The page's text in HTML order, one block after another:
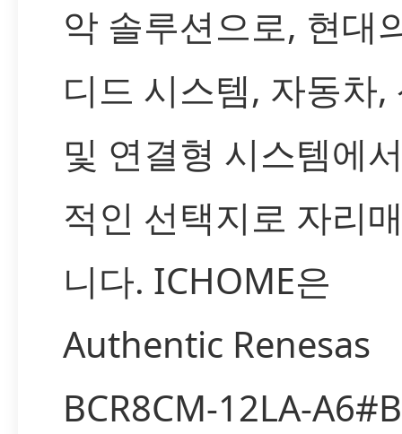
악 솔루션으로, 현대
디드 시스템, 자동차,
및 연결형 시스템에
적인 선택지로 자리
니다. ICHOME은
Authentic Renesas
BCR8CM-12LA-